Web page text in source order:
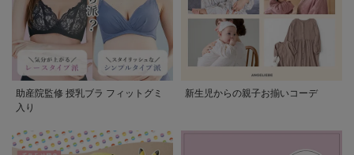
助産院監修 授乳ブラ フィットグミ
入り
新生児からの親子お揃いコーデ